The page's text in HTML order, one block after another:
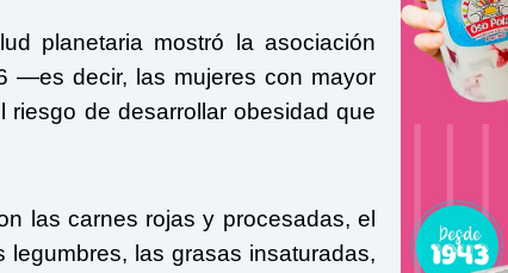
planetaria mostró la asociación
—es decir, las mujeres con mayor
de desarrollar obesidad que
las carnes rojas y procesadas, el
las grasas insaturadas,